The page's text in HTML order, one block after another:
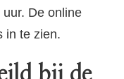
De online
in te zien.
bij de